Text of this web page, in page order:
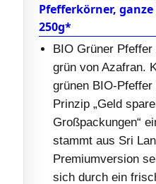
Pfefferkörner,
250g*
BIO Grüner
grün von Azafran.
grünen BIO-
Prinzip „Geld
Großpackungen“
stammt aus Sri
Premiumversion
sich durch ein